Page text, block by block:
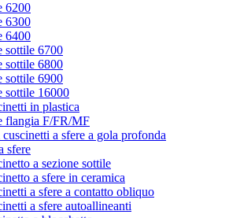
6200
6300
6400
sottile 6700
sottile 6800
sottile 6900
sottile 16000
in plastica
flangia F/FR/MF
a sfere a gola profonda
sfere
a sezione sottile
a sfere in ceramica
a sfere a contatto obliquo
a sfere autoallineanti